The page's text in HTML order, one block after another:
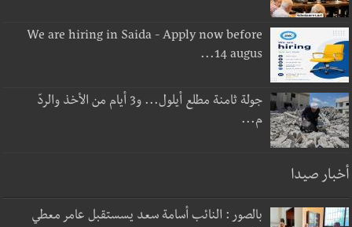
We are hiring in Saida - Apply now before
14 augus...
جولة ثامنة مطلع أيلول... و3 أيام من الأخذ والردّ
م...
أخبار صيدا
بالصور : النائب أسامة سعد يسستقبل عامر معطي